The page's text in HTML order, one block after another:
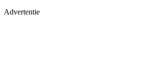
Advertentie